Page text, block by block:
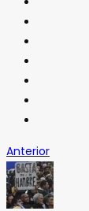
Anterior